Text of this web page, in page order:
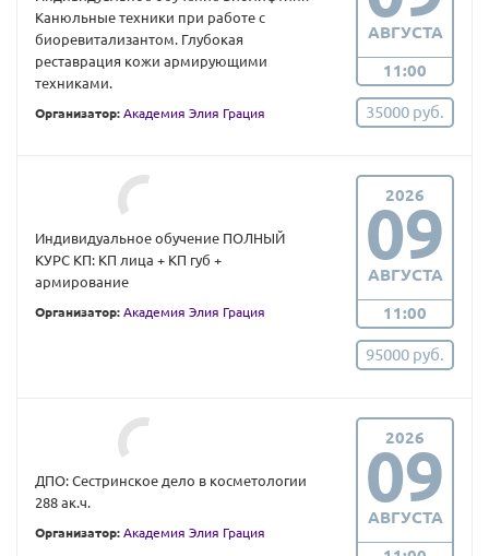
Канюльные техники при работе с
биоревитализантом. Глубокая
реставрация кожи армирующими
техниками.
Организатор: Академия Элия Грация
АВГУСТА
11:00
35000 руб.
Индивидуальное обучение ПОЛНЫЙ
КУРС КП: КП лица + КП губ +
армирование
Организатор: Академия Элия Грация
2026
09
АВГУСТА
11:00
95000 руб.
ДПО: Сестринское дело в косметологии
288 ак.ч.
Организатор: Академия Элия Грация
2026
09
АВГУСТА